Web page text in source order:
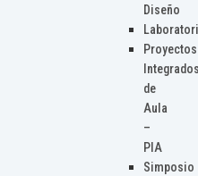
Diseño
Proyectos
Integrados
de
Aula
–
PIA
Simposio